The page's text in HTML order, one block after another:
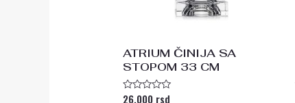
ATRIUM ČINIJA SA
STOPOM 33 CM
Ocenjeno
26.000 rsd